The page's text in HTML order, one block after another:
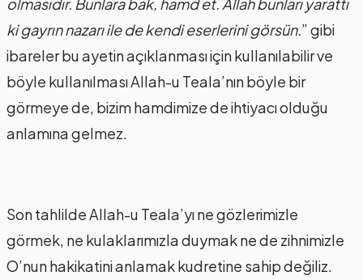
olmasıdır. Bunlara bak, hamd et. Allah bunları yarattı
ki gayrın nazarı ile de kendi eserlerini görsün.” gibi
ibareler bu ayetin açıklanması için kullanılabilir ve
böyle kullanılması Allah-u Teala’nın böyle bir
görmeye de, bizim hamdimize de ihtiyacı olduğu
anlamına gelmez.
Son tahlilde Allah-u Teala’yı ne gözlerimizle
görmek, ne kulaklarımızla duymak ne de zihnimizle
O’nun hakikatini anlamak kudretine sahip değiliz.